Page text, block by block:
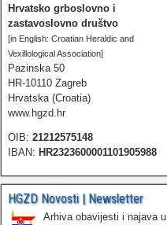
Hrvatsko grboslovno i
zastavoslovno društvo
[in English: Croatian Heraldic and
Vexillological Association]
Pazinska 50
HR-10110 Zagreb
Hrvatska (Croatia)
www.hgzd.hr
OIB: 21212575148
IBAN: HR2323600001101905988
HGZD Novosti | Newsletter
Arhiva obavijesti i najava u